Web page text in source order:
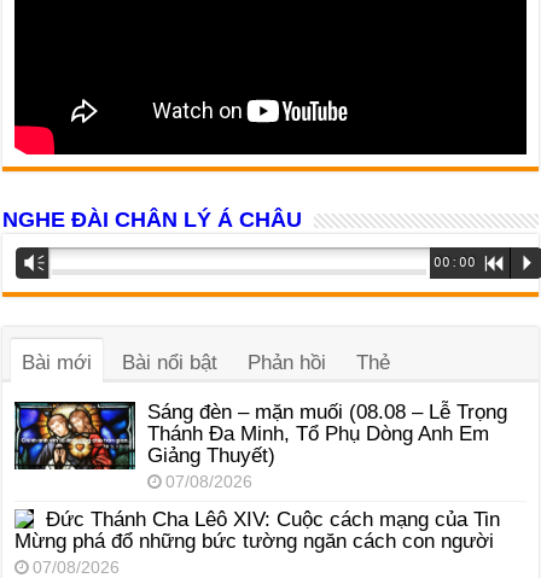
NGHE ĐÀI CHÂN LÝ Á CHÂU
Trình
phát
âm
Vm 00:00 R P
Bài mới Bài nổi bật Phản hồi Thẻ
Sáng đèn – mặn muối (08.08 – Lễ Trọng
Thánh Đa Minh, Tổ Phụ Dòng Anh Em
Giảng Thuyết)
07/08/2026
Đức Thánh Cha Lêô XIV: Cuộc cách mạng của Tin
Mừng phá đổ những bức tường ngăn cách con người
07/08/2026